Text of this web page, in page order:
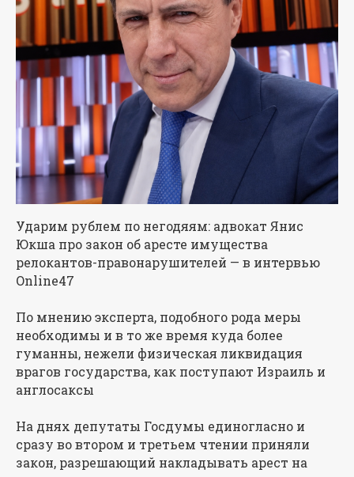
Ударим рублем по негодяям: адвокат Янис
Юкша про закон об аресте имущества
релокантов-правонарушителей — в интервью
Online47
По мнению эксперта, подобного рода меры
необходимы и в то же время куда более
гуманны, нежели физическая ликвидация
врагов государства, как поступают Израиль и
англосаксы
На днях депутаты Госдумы единогласно и
сразу во втором и третьем чтении приняли
закон, разрешающий накладывать арест на